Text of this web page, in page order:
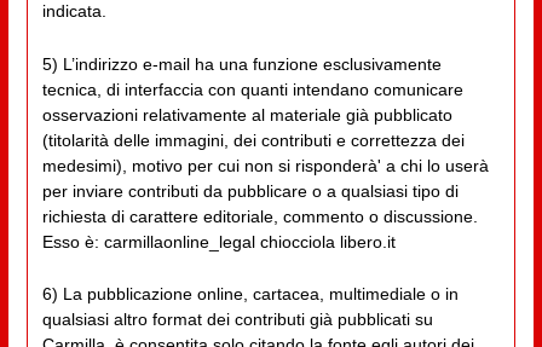
indicata.
5) L’indirizzo e-mail ha una funzione esclusivamente
tecnica, di interfaccia con quanti intendano comunicare
osservazioni relativamente al materiale già pubblicato
(titolarità delle immagini, dei contributi e correttezza dei
medesimi), motivo per cui non si risponderà' a chi lo userà
per inviare contributi da pubblicare o a qualsiasi tipo di
richiesta di carattere editoriale, commento o discussione.
Esso è: carmillaonline_legal chiocciola libero.it
6) La pubblicazione online, cartacea, multimediale o in
qualsiasi altro format dei contributi già pubblicati su